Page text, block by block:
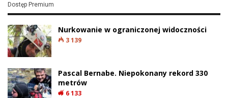
Dostęp Premium
Nurkowanie w ograniczonej widoczności
3 139
Pascal Bernabe. Niepokonany rekord 330
metrów
6 133